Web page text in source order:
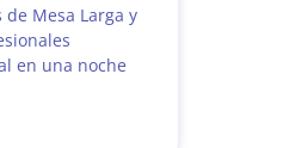
Mesa Larga y
en una noche